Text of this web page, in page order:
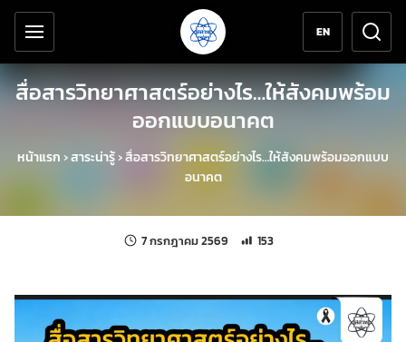
ข้ามไปยังเนื้อหาหลัก
เครื่องมือช่วยเหลือ
EN
สื่อสารวิทยาศาสตร์อย่างไร…ให้สังคมพร้อม
ออกแบบอนาคต
หน้าแรก ›สาระน่ารู้›สื่อสารวิทยาศาสตร์อย่างไร…ให้สังคมพร้อมออกแบบ
อนาคต
7 กรกฎาคม 2569 แก้ไขล่าสุดเมื่อ:
จำนวนการเข้าชม 153 ครั้ง
153